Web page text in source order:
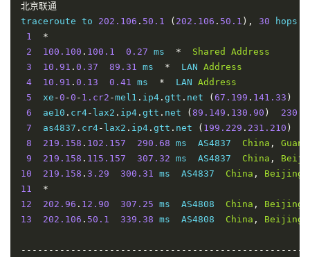
电
福
建
电
信
5 4 20% 421.5 405.8
福
建
联
通
5 5 0% 417.415 309.623 336.78
6
*
7
*
8
9
  ae
- 1.r21.sydnau03.au .bb .ntt .net ( 129.250
10
  ae
- 8.r22.sngpsi07.sg gin. ntt. net
11
  ae
- 0.a00.sngpsi07.sg gin ntt . net
12
183.91 56.125 326.48 ms  AS4134 Singapore,
13
202.97 . 93.157 385.66 ms  AS4134 China,
14
*
15
*
16
*
17
180.169 . 255.118 348.33 ms  AS4812 China,
18
19
  ns
- pd. online sh. cn ( 202.96.209.133) 393.21 ms
北京联通
traceroute to 202.106 . 50.1 ( 202.106 . 50.1 ), 30 hops
1
*
2
100.100 . 100.1 0.27 ms * Shared
Address
3
10.91 . 0.37 89.31 ms *
  LAN
Address
4
10.91 . 0.13 0.41 ms *
  LAN
Address
5
  xe
-0 -0 - 1.cr2 -mel1 . ip4 . gtt . net ( 67.199 . 141.33 )
6
  ae10
. cr4- lax2 . ip4 . gtt . net ( 89.149 . 130.90 )
7
  as4837
. cr4- lax2 . ip4 . gtt . net ( 199.229 . 231.210 )
8
219.158 . 102.157 290.68 ms  AS4837 China ,
9
219.158 . 115.157 307.32 ms  AS4837 China ,
10
219.158 . 3.29 300.31 ms  AS4837 China , Beijing
11
*
12
202.96 . 12.90 307.25 ms  AS4808 China , Beijing
13
202.106 . 50.1 339.38 ms  AS4808 China , Beijing